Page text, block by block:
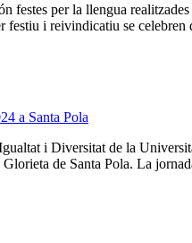
festes per la llengua
festiu i reivindicatiu se
a Santa Pola
i Diversitat de la
de Santa Pola. La